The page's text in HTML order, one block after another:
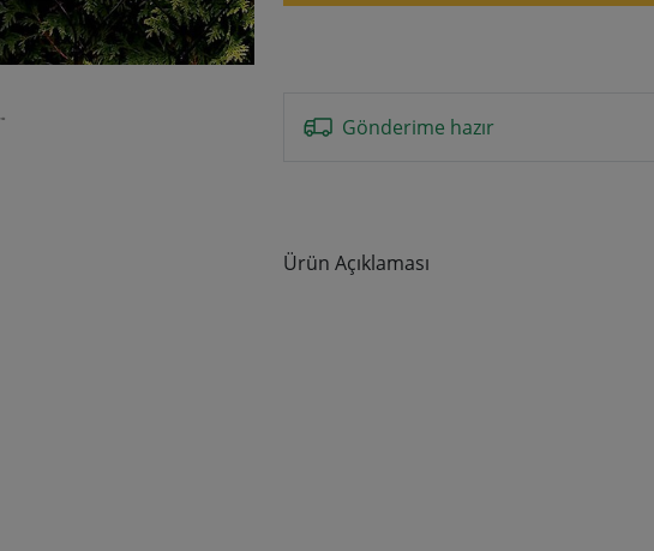
Gönderime hazır
Ürün Açıklaması